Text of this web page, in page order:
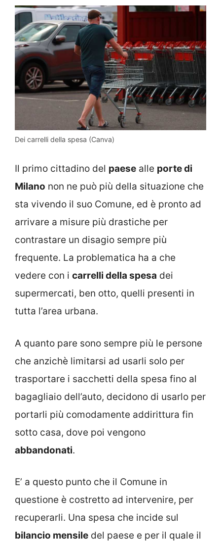
Dei carrelli della spesa (Canva)
Il primo cittadino del paese alle porte di
Milano non ne può più della situazione che
sta vivendo il suo Comune, ed è pronto ad
arrivare a misure più drastiche per
contrastare un disagio sempre più
frequente. La problematica ha a che
vedere con i carrelli della spesa dei
supermercati, ben otto, quelli presenti in
tutta l’area urbana.
A quanto pare sono sempre più le persone
che anzichè limitarsi ad usarli solo per
trasportare i sacchetti della spesa fino al
bagagliaio dell’auto, decidono di usarlo per
portarli più comodamente addirittura fin
sotto casa, dove poi vengono
abbandonati.
E’ a questo punto che il Comune in
questione è costretto ad intervenire, per
recuperarli. Una spesa che incide sul
bilancio mensile del paese e per il quale il